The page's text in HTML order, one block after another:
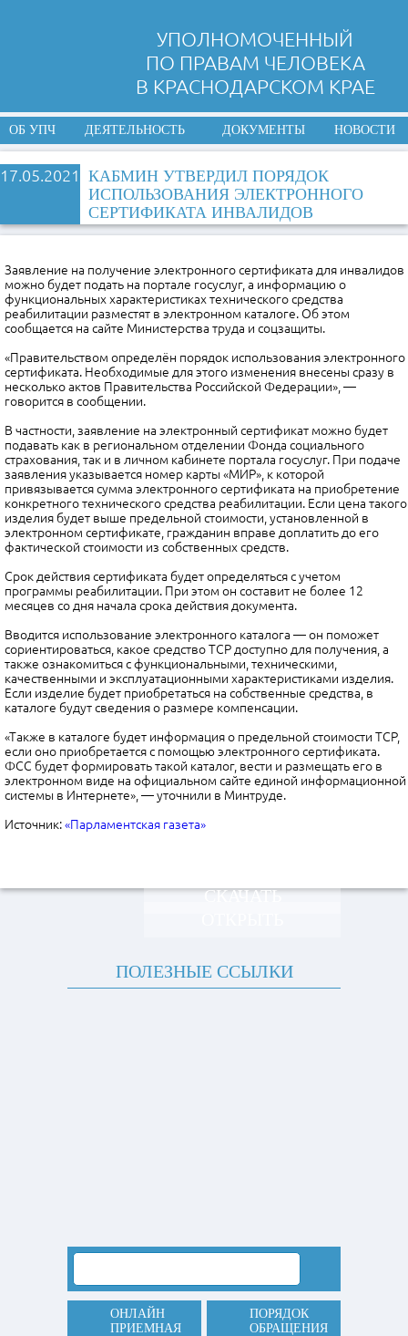
УПОЛНОМОЧЕННЫЙ
ПО ПРАВАМ ЧЕЛОВЕКА
В КРАСНОДАРСКОМ КРАЕ
ОБ УПЧ ДЕЯТЕЛЬНОСТЬ ДОКУМЕНТЫ НОВОСТИ
17.05.2021 КАБМИН УТВЕРДИЛ ПОРЯДОК
ИСПОЛЬЗОВАНИЯ ЭЛЕКТРОННОГО
СЕРТИФИКАТА ИНВАЛИДОВ
Заявление на получение электронного сертификата для инвалидов
можно будет подать на портале госуслуг, а информацию о
функциональных характеристиках технического средства
реабилитации разместят в электронном каталоге. Об этом
сообщается на сайте Министерства труда и соцзащиты.
«Правительством определён порядок использования электронного
сертификата. Необходимые для этого изменения внесены сразу в
несколько актов Правительства Российской Федерации», —
говорится в сообщении.
В частности, заявление на электронный сертификат можно будет
подавать как в региональном отделении Фонда социального
страхования, так и в личном кабинете портала госуслуг. При подаче
заявления указывается номер карты «МИР», к которой
привязывается сумма электронного сертификата на приобретение
конкретного технического средства реабилитации. Если цена такого
изделия будет выше предельной стоимости, установленной в
электронном сертификате, гражданин вправе доплатить до его
фактической стоимости из собственных средств.
Срок действия сертификата будет определяться с учетом
программы реабилитации. При этом он составит не более 12
месяцев со дня начала срока действия документа.
Вводится использование электронного каталога — он поможет
сориентироваться, какое средство ТСР доступно для получения, а
также ознакомиться с функциональными, техническими,
качественными и эксплуатационными характеристиками изделия.
Если изделие будет приобретаться на собственные средства, в
каталоге будут сведения о размере компенсации.
«Также в каталоге будет информация о предельной стоимости ТСР,
если оно приобретается с помощью электронного сертификата.
ФСС будет формировать такой каталог, вести и размещать его в
электронном виде на официальном сайте единой информационной
системы в Интернете», — уточнили в Минтруде.
Источник:«Парламентская газета»
СКАЧАТЬ
ПОЛЕЗНЫЕ ССЫЛКИ
ОНЛАЙН
ПРИЕМНАЯ
ПОРЯДОК
ОБРАЩЕНИЯ